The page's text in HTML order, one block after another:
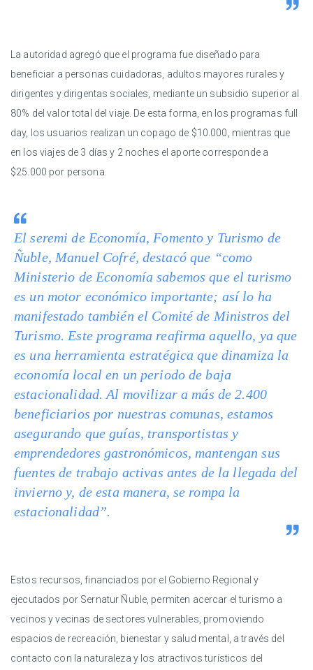
La autoridad agregó que el programa fue diseñado para
beneficiar a personas cuidadoras, adultos mayores rurales y
dirigentes y dirigentas sociales, mediante un subsidio superior al
80% del valor total del viaje. De esta forma, en los programas full
day, los usuarios realizan un copago de $10.000, mientras que
en los viajes de 3 días y 2 noches el aporte corresponde a
$25.000 por persona.
El seremi de Economía, Fomento y Turismo de
Ñuble, Manuel Cofré, destacó que “como
Ministerio de Economía sabemos que el turismo
es un motor económico importante; así lo ha
manifestado también el Comité de Ministros del
Turismo. Este programa reafirma aquello, ya que
es una herramienta estratégica que dinamiza la
economía local en un periodo de baja
estacionalidad. Al movilizar a más de 2.400
beneficiarios por nuestras comunas, estamos
asegurando que guías, transportistas y
emprendedores gastronómicos, mantengan sus
fuentes de trabajo activas antes de la llegada del
invierno y, de esta manera, se rompa la
estacionalidad”.
Estos recursos, financiados por el Gobierno Regional y
ejecutados por Sernatur Ñuble, permiten acercar el turismo a
vecinos y vecinas de sectores vulnerables, promoviendo
espacios de recreación, bienestar y salud mental, a través del
contacto con la naturaleza y los atractivos turísticos del